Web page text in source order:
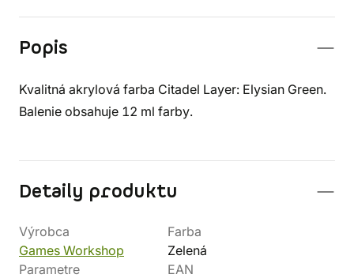
Popis
Kvalitná akrylová farba Citadel Layer: Elysian Green.
Balenie obsahuje 12 ml farby.
Detaily produktu
Výrobca
Games Workshop
Farba
Zelená
Parametre
EAN